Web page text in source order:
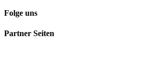
Folge uns
Partner Seiten